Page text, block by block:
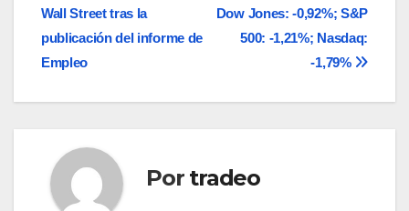
de
entradas
Dow Jones: -0,92%; S&P
500: -1,21%; Nasdaq:
-1,79%
Wall Street tras la
publicación del informe de
Empleo
Por tradeo